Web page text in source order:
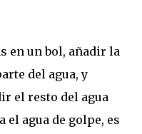
en un bol, añadir la
del agua, y
el resto del agua
el agua de golpe, es